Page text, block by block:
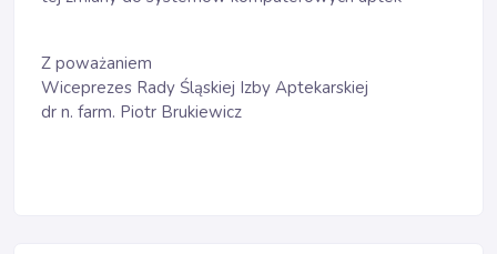
Z poważaniem
Wiceprezes Rady Śląskiej Izby Aptekarskiej
dr n. farm. Piotr Brukiewicz